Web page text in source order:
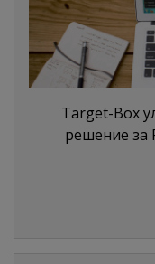
Target-Box
решение за